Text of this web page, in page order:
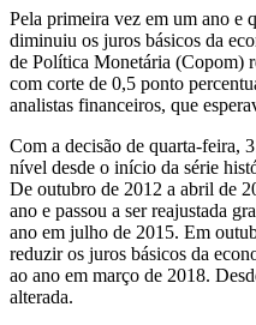
Pela primeira vez em um ano e
diminuiu os juros básicos da
de Política Monetária (Copom)
com corte de 0,5 ponto
analistas financeiros, que
Com a decisão de quarta-feira,
nível desde o início da série
De outubro de 2012 a abril de
ano e passou a ser reajustada
ano em julho de 2015. Em
reduzir os juros básicos da
ao ano em março de 2018.
alterada.